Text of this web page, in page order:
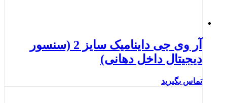
آر وی جی داینامیک سایز 2 (سنسور
دیجیتال داخل دهانی)
تماس بگیرید